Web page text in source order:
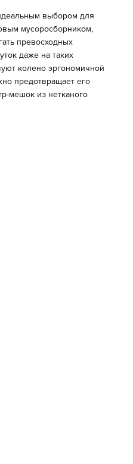
выбором для
мусоросборником,
превосходных
даже на таких
колено эргономичной
предотвращает его
мешок из нетканого